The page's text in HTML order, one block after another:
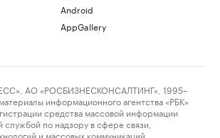
Android
AppGallery
АО «РОСБИЗНЕСКОНСАЛТИНГ», 1995–
информационного агентства «РБК»
средства массовой информации
по надзору в сфере связи,
и массовых коммуникаций